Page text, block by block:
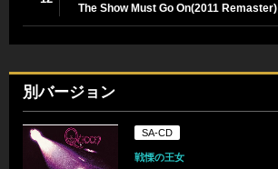
The Show Must Go On(2011 Remaster)
別バージョン
SA-CD
戦慄の王女